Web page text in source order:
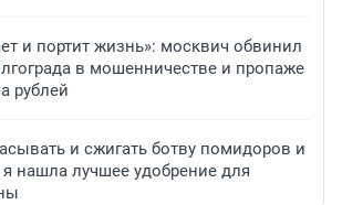
и портит жизнь»: москвич обвинил
в мошенничестве и пропаже
рублей
и сжигать ботву помидоров и
нашла лучшее удобрение для